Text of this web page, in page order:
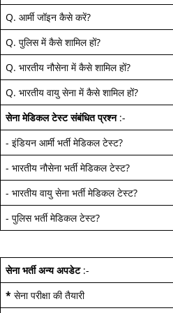
Q. आर्मी जॉइन कैसे करें?
Q. पुलिस में कैसे शामिल हों?
Q. भारतीय नौसेना में कैसे शामिल हों?
Q. भारतीय वायु सेना में कैसे शामिल हों?
सेना मेडिकल टेस्ट संबंधित प्रश्न:-
- इंडियन आर्मी भर्ती मेडिकल टेस्ट?
- भारतीय नौसेना भर्ती मेडिकल टेस्ट?
- भारतीय वायु सेना भर्ती मेडिकल टेस्ट?
- पुलिस भर्ती मेडिकल टेस्ट?
सेना भर्ती अन्य अपडेट:-
* सेना परीक्षा की तैयारी